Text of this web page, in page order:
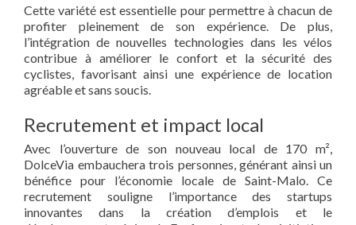
Cette variété est essentielle pour permettre à chacun de
profiter pleinement de son expérience. De plus,
l’intégration de nouvelles technologies dans les vélos
contribue à améliorer le confort et la sécurité des
cyclistes, favorisant ainsi une expérience de location
agréable et sans soucis.
Recrutement et impact local
Avec l’ouverture de son nouveau local de 170 m²,
DolceVia embauchera trois personnes, générant ainsi un
bénéfice pour l’économie locale de Saint-Malo. Ce
recrutement souligne l’importance des startups
innovantes dans la création d’emplois et le